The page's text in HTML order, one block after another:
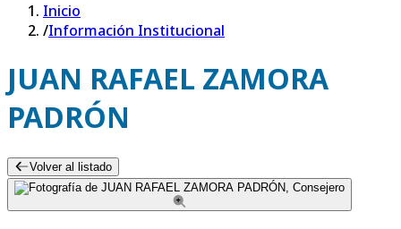
Inicio
/Información Institucional
JUAN RAFAEL ZAMORA
PADRÓN
Volver al listado